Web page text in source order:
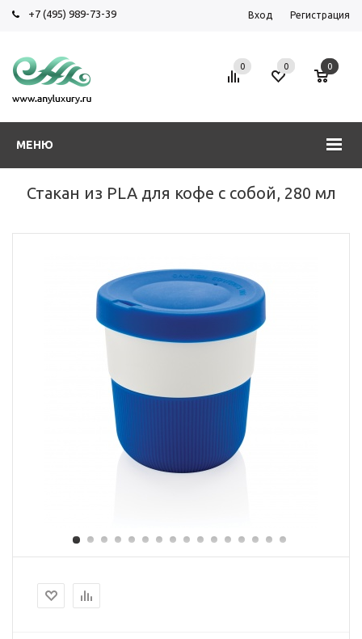
+7 (495) 989-73-39 Вход Регистрация
МЕНЮ
0 0 0
Стакан из PLA для кофе с собой, 280 мл